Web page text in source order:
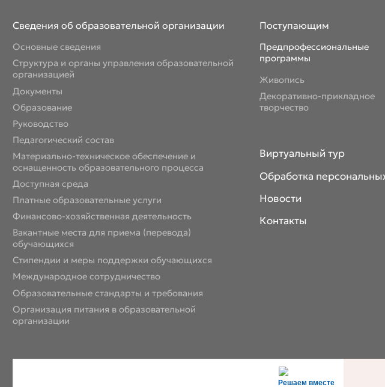
Сведения об образовательной организации
Основные сведения
Структура и органы управления образовательной
организацией
Документы
Образование
Руководство
Педагогический состав
Материально-техническое обеспечение и
оснащенность образовательного процесса
Доступная среда
Платные образовательные услуги
Финансово-хозяйственная деятельность
Вакантные места для приема (перевода)
обучающихся
Стипендии и меры поддержки обучающихся
Международное сотрудничество
Образовательные стандарты и требования
Организация питания в образовательной
организации
Поступающим
Предпрофессиональные
программы
Живопись
Декоративно-прикладное
творчество
Виртуальный тур
Обработка
Новости
Контакты
Решаем вместе